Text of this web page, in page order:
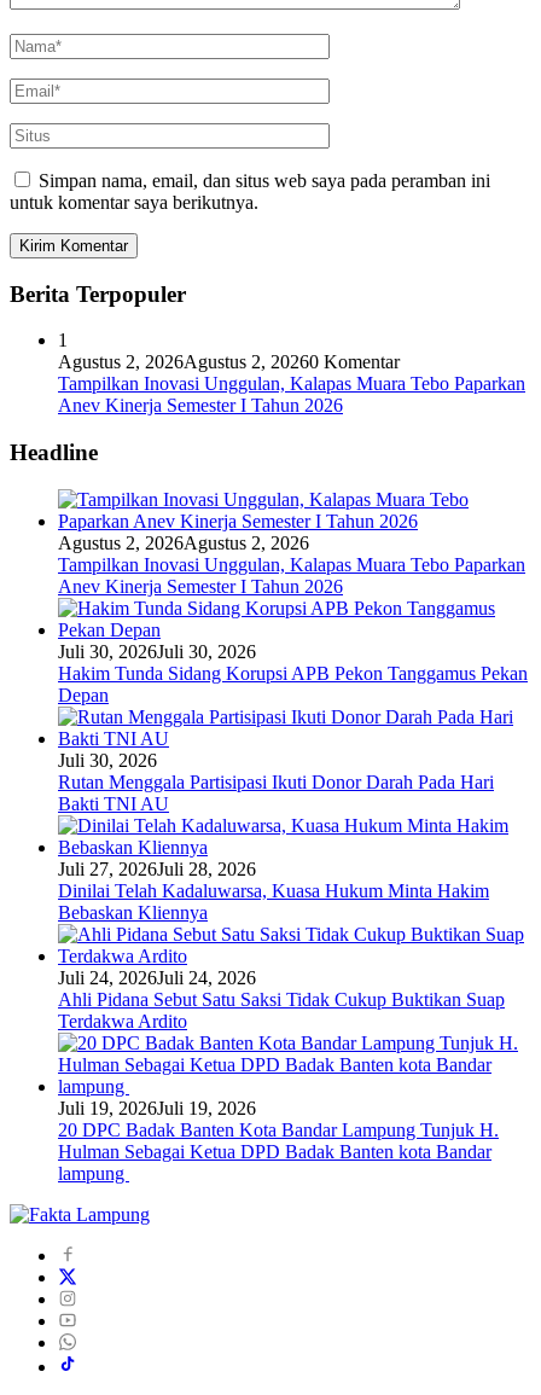
Simpan nama, email, dan situs web saya pada peramban ini
untuk komentar saya berikutnya.
Berita Terpopuler
1
Agustus 2, 2026Agustus 2, 20260 Komentar
Tampilkan Inovasi Unggulan, Kalapas Muara Tebo Paparkan
Anev Kinerja Semester I Tahun 2026
Headline
Agustus 2, 2026Agustus 2, 2026
Tampilkan Inovasi Unggulan, Kalapas Muara Tebo Paparkan
Anev Kinerja Semester I Tahun 2026
Juli 30, 2026Juli 30, 2026
Hakim Tunda Sidang Korupsi APB Pekon Tanggamus Pekan
Depan
Juli 30, 2026
Rutan Menggala Partisipasi Ikuti Donor Darah Pada Hari
Bakti TNI AU
Juli 27, 2026Juli 28, 2026
Dinilai Telah Kadaluwarsa, Kuasa Hukum Minta Hakim
Bebaskan Kliennya
Juli 24, 2026Juli 24, 2026
Ahli Pidana Sebut Satu Saksi Tidak Cukup Buktikan Suap
Terdakwa Ardito
Juli 19, 2026Juli 19, 2026
20 DPC Badak Banten Kota Bandar Lampung Tunjuk H.
Hulman Sebagai Ketua DPD Badak Banten kota Bandar
lampung